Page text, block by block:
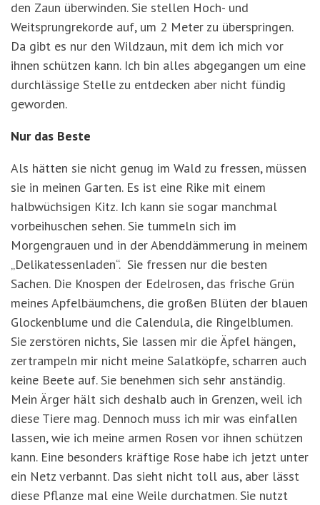
den Zaun überwinden. Sie stellen Hoch- und
Weitsprungrekorde auf, um 2 Meter zu überspringen.
Da gibt es nur den Wildzaun, mit dem ich mich vor
ihnen schützen kann. Ich bin alles abgegangen um eine
durchlässige Stelle zu entdecken aber nicht fündig
geworden.
Nur das Beste
Als hätten sie nicht genug im Wald zu fressen, müssen
sie in meinen Garten. Es ist eine Rike mit einem
halbwüchsigen Kitz. Ich kann sie sogar manchmal
vorbeihuschen sehen. Sie tummeln sich im
Morgengrauen und in der Abenddämmerung in meinem
„Delikatessenladen“. Sie fressen nur die besten
Sachen. Die Knospen der Edelrosen, das frische Grün
meines Apfelbäumchens, die großen Blüten der blauen
Glockenblume und die Calendula, die Ringelblumen.
Sie zerstören nichts, Sie lassen mir die Äpfel hängen,
zertrampeln mir nicht meine Salatköpfe, scharren auch
keine Beete auf. Sie benehmen sich sehr anständig.
Mein Ärger hält sich deshalb auch in Grenzen, weil ich
diese Tiere mag. Dennoch muss ich mir was einfallen
lassen, wie ich meine armen Rosen vor ihnen schützen
kann. Eine besonders kräftige Rose habe ich jetzt unter
ein Netz verbannt. Das sieht nicht toll aus, aber lässt
diese Pflanze mal eine Weile durchatmen. Sie nutzt